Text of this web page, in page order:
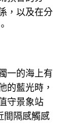
，以及在分
一的海上有
的藍光時，
守景象站
隔感觸感